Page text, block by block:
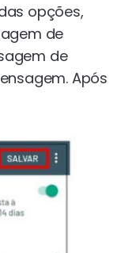
opções,
de
de
Após